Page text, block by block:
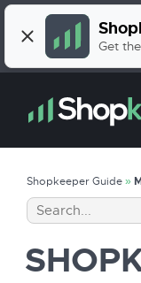
Get
Shopkeeper Guide»